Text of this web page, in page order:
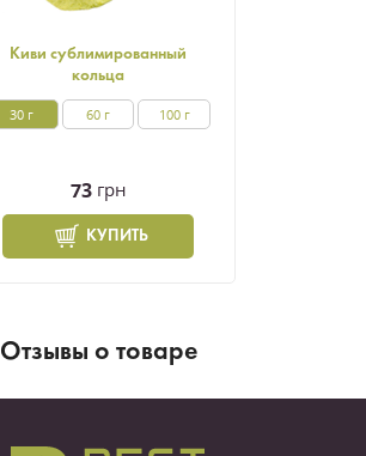
Киви сублимированный
кольца
30 г 60 г 100 г
73 грн
КУПИТЬ
Отзывы о товаре